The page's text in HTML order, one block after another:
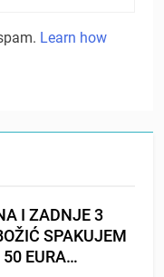
Learn how
I ZADNJE 3
SPAKUJEM
50 EURA…